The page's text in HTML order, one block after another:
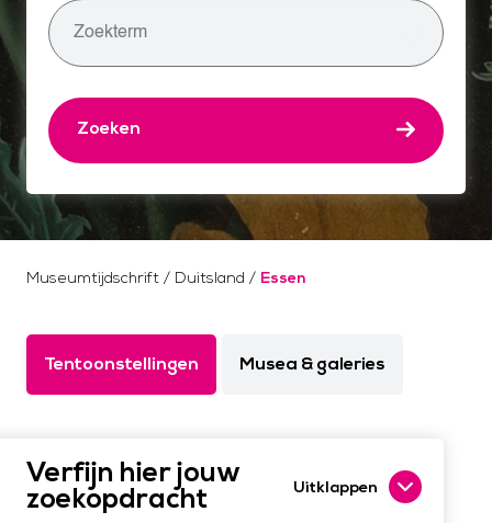
Zoeken
Museumtijdschrift / Duitsland / Essen
Tentoonstellingen Musea & galeries
Verfijn hier jouw
zoekopdracht Uitklappen